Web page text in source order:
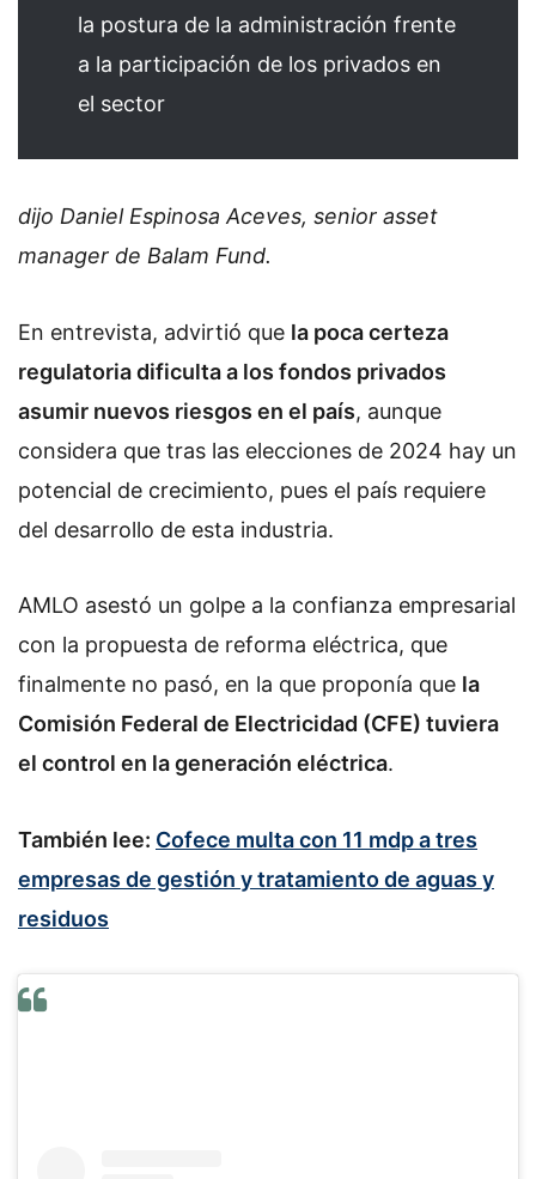
la postura de la administración frente
a la participación de los privados en
el sector
dijo Daniel Espinosa Aceves, senior asset
manager de Balam Fund.
En entrevista, advirtió que la poca certeza
regulatoria dificulta a los fondos privados
asumir nuevos riesgos en el país, aunque
considera que tras las elecciones de 2024 hay un
potencial de crecimiento, pues el país requiere
del desarrollo de esta industria.
AMLO asestó un golpe a la confianza empresarial
con la propuesta de reforma eléctrica, que
finalmente no pasó, en la que proponía que la
Comisión Federal de Electricidad (CFE) tuviera
el control en la generación eléctrica.
También lee: Cofece multa con 11 mdp a tres
empresas de gestión y tratamiento de aguas y
residuos